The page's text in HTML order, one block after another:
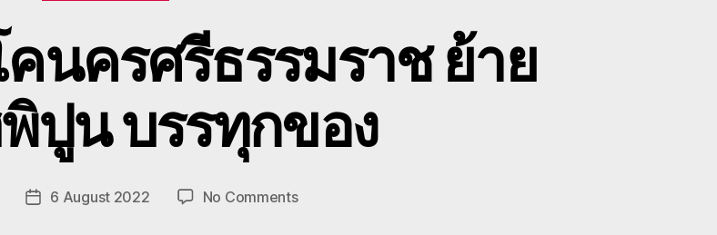
นครศรีธรรมราช ย้าย
ปูน บรรทุกของ
Post6 August 2022 No Commentson